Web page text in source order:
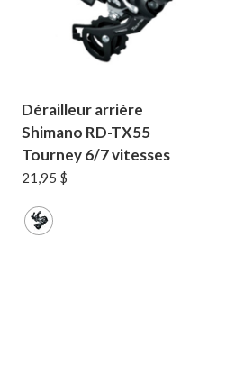
Dérailleur arrière
Shimano RD-TX55
Tourney 6/7 vitesses
21,95 $